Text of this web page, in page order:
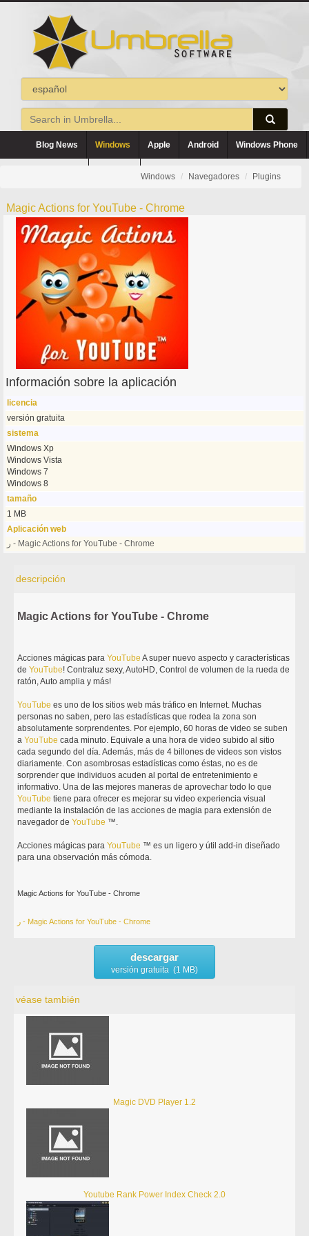
Blog News Windows Apple Android Windows Phone
Windows Navegadores Plugins
Magic Actions for YouTube - Chrome
Información sobre la aplicación
licencia
versión gratuita
sistema
Windows Xp
Windows Vista
Windows 7
Windows 8
tamaño
1 MB
Aplicación web
ر - Magic Actions for YouTube - Chrome
descripción
Magic Actions for YouTube - Chrome
Acciones mágicas paraYouTube A super nuevo aspecto y características
deYouTube! Contraluz sexy, AutoHD, Control de volumen de la rueda de
ratón, Auto amplia y más!
YouTube es uno de los sitios web más tráfico en Internet. Muchas
personas no saben, pero las estadísticas que rodea la zona son
absolutamente sorprendentes. Por ejemplo, 60 horas de video se suben
aYouTube cada minuto. Equivale a una hora de video subido al sitio
cada segundo del día. Además, más de 4 billones de videos son vistos
diariamente. Con asombrosas estadísticas como éstas, no es de
sorprender que individuos acuden al portal de entretenimiento e
informativo. Una de las mejores maneras de aprovechar todo lo que
YouTube tiene para ofrecer es mejorar su video experiencia visual
mediante la instalación de las acciones de magia para extensión de
navegador deYouTube ™.
Acciones mágicas paraYouTube ™ es un ligero y útil add-in diseñado
para una observación más cómoda.
Magic Actions for YouTube - Chrome
ر - Magic Actions for YouTube - Chrome
descargar
versión gratuita (1 MB)
véase también
Magic DVD Player 1.2
Youtube Rank Power Index Check 2.0